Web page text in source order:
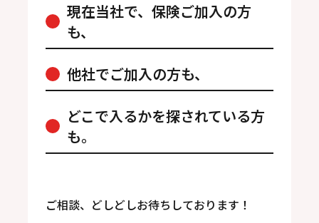
現在当社で、保険ご加入の方
も、
他社でご加入の方も、
どこで入るかを探されている方
も。
ご相談、どしどしお待ちしております！